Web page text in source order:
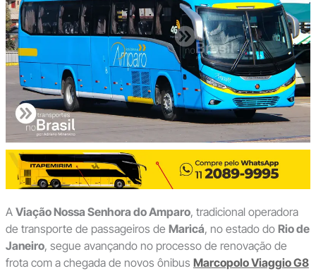
A Viação Nossa Senhora do Amparo, tradicional operadora
de transporte de passageiros de Maricá, no estado do Rio de
Janeiro, segue avançando no processo de renovação de
frota com a chegada de novos ônibus Marcopolo Viaggio G8